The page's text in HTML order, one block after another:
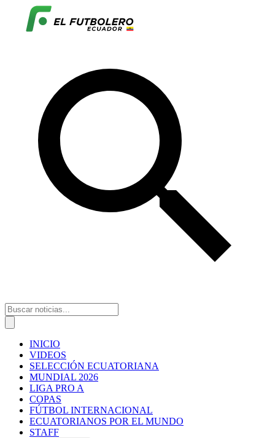
INICIO
VIDEOS
SELECCIÓN ECUATORIANA
MUNDIAL 2026
LIGA PRO A
COPAS
FÚTBOL INTERNACIONAL
ECUATORIANOS POR EL MUNDO
STAFF